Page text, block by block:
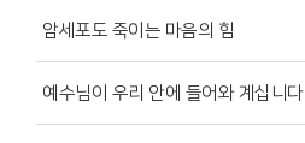
암세포도 죽이는 마음의 힘
예수님이 우리 안에 들어와 계십니다